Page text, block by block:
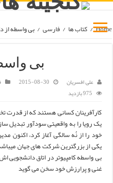
Home
/ کتاب ها / فارسی / بی واسطه از
بی
علی افسریان 2015-08-30
975 بازدید
کارآفرینان کسانی هستند که از قدرت
یک رویا را به واقعیتی سودآور تبدیل
خود را از نُه سالگی آغاز کرد، اکنون
یکی از بزرگترین شرکت های جهان
بی واسطه کامپیوتر در اتاق دانشجویی
غنی و پرارزش خود سخن می گوید